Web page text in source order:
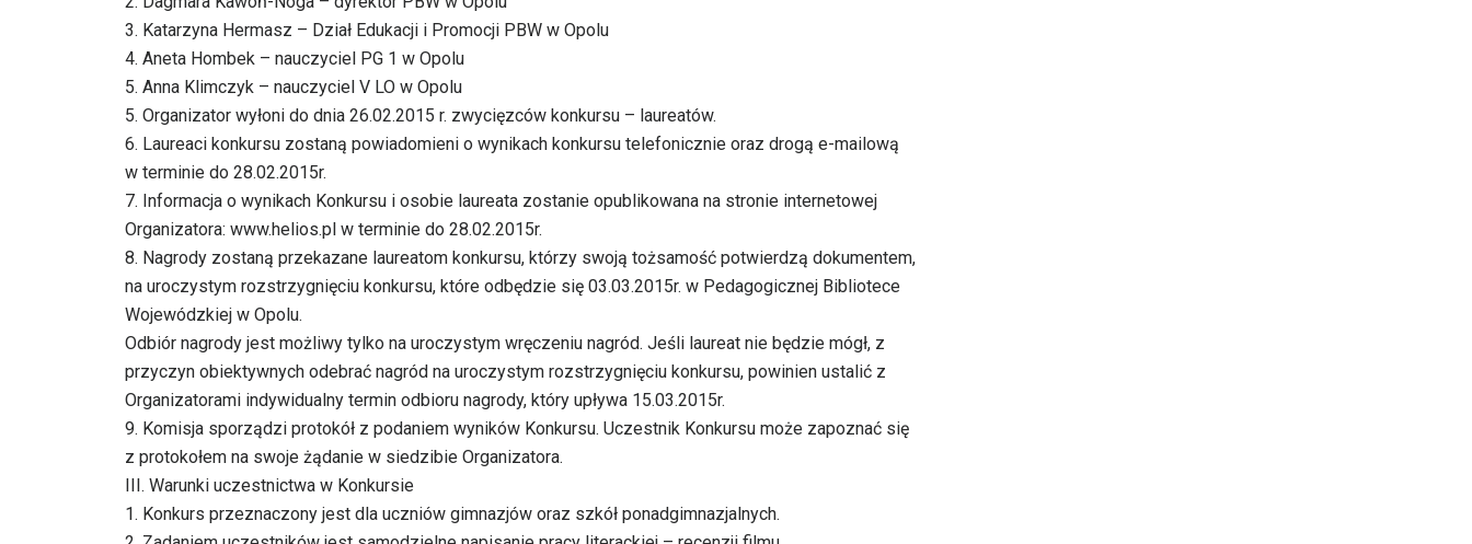
3. Katarzyna Hermasz – Dział Edukacji i Promocji PBW w Opolu
4. Aneta Hombek – nauczyciel PG 1 w Opolu
5. Anna Klimczyk – nauczyciel V LO w Opolu
5. Organizator wyłoni do dnia 26.02.2015 r. zwycięzców konkursu – laureatów.
6. Laureaci konkursu zostaną powiadomieni o wynikach konkursu telefonicznie oraz drogą e-mailową
w terminie do 28.02.2015r.
7. Informacja o wynikach Konkursu i osobie laureata zostanie opublikowana na stronie internetowej
Organizatora: www.helios.pl w terminie do 28.02.2015r.
8. Nagrody zostaną przekazane laureatom konkursu, którzy swoją tożsamość potwierdzą dokumentem,
na uroczystym rozstrzygnięciu konkursu, które odbędzie się 03.03.2015r. w Pedagogicznej Bibliotece
Wojewódzkiej w Opolu.
Odbiór nagrody jest możliwy tylko na uroczystym wręczeniu nagród. Jeśli laureat nie będzie mógł, z
przyczyn obiektywnych odebrać nagród na uroczystym rozstrzygnięciu konkursu, powinien ustalić z
Organizatorami indywidualny termin odbioru nagrody, który upływa 15.03.2015r.
9. Komisja sporządzi protokół z podaniem wyników Konkursu. Uczestnik Konkursu może zapoznać się
z protokołem na swoje żądanie w siedzibie Organizatora.
III. Warunki uczestnictwa w Konkursie
1. Konkurs przeznaczony jest dla uczniów gimnazjów oraz szkół ponadgimnazjalnych.